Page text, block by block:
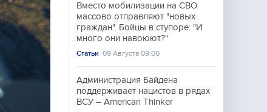
Вместо мобилизации на СВО
массово отправляют "новых
граждан". Бойцы в ступоре: "И
много они навоюют?"
Статьи 09 Августа 09:00
Администрация Байдена
поддерживает нацистов в рядах
ВСУ – American Thinker